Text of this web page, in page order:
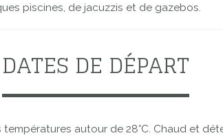
THE NAKED PARADISE VILLA
piscines, de jacuzzis et de gazebos.
DATES DE DÉPART
autour de 28°C. Chaud et